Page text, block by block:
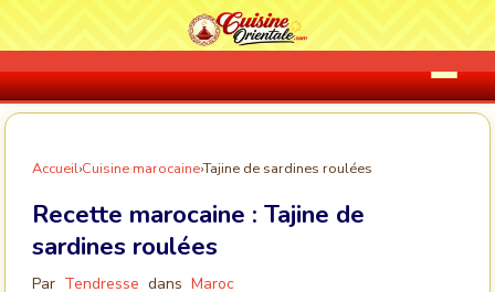
Accueil›Cuisine marocaine›Tajine de sardines roulées
Recette marocaine : Tajine de
sardines roulées
Par Tendresse dans Maroc